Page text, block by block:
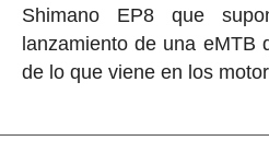
Shimano EP8 que
lanzamiento de una eMTB
de lo que viene en los